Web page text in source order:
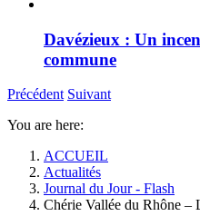
Davézieux : Un
commune
Précédent Suivant
You are here:
ACCUEIL
Actualités
Journal du Jour - Flash
Chérie Vallée du Rhône –